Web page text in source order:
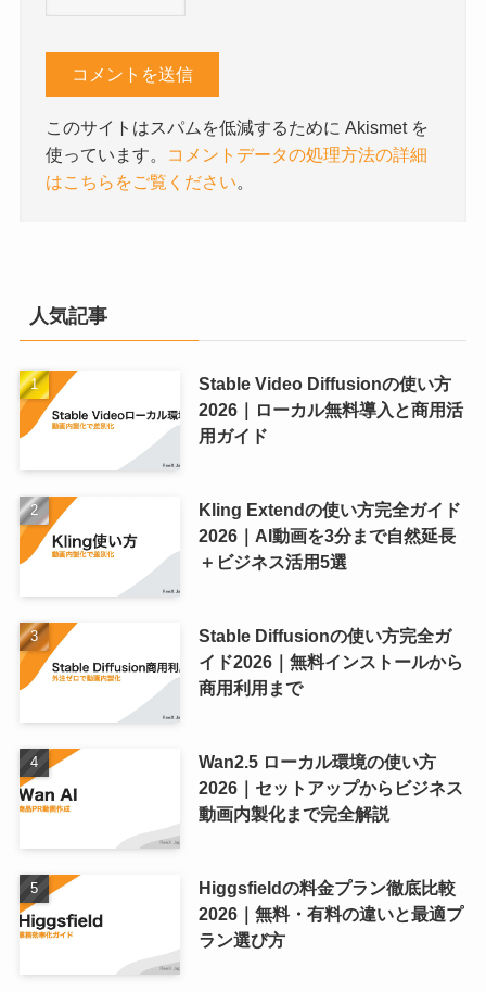
このサイトはスパムを低減するために Akismet を
使っています。
コメントデータの処理方法の詳細
はこちらをご覧ください。
人気記事
Stable Video Diffusionの使い方
2026｜ローカル無料導入と商用活
用ガイド
Kling Extendの使い方完全ガイド
2026｜AI動画を3分まで自然延長
＋ビジネス活用5選
Stable Diffusionの使い方完全ガ
イド2026｜無料インストールから
商用利用まで
Wan2.5 ローカル環境の使い方
2026｜セットアップからビジネス
動画内製化まで完全解説
Higgsfieldの料金プラン徹底比較
2026｜無料・有料の違いと最適プ
ラン選び方